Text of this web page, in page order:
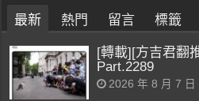
最新 熱門 留言 標籤
[轉載][方吉君翻
Part.2289
2026 年 8 月 7 日